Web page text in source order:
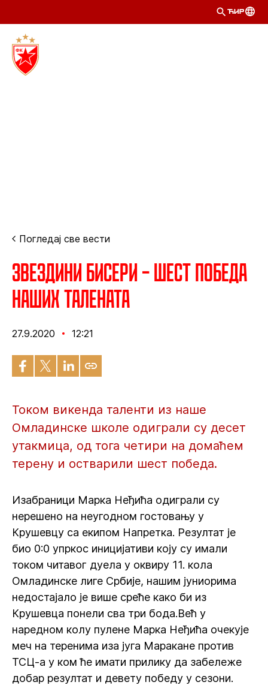
ЋИР
Погледај све вести
Звездини бисери – Шест победа
наших талената
27.9.2020 12:21
Током викенда таленти из наше
Омладинске школе одиграли су десет
утакмица, од тога четири на домаћем
терену и остварили шест победа.
Изабраници Марка Неђића одиграли су
нерешено на неугодном гостовању у
Крушевцу са екипом Напретка. Резултат је
био 0:0 упркос иницијативи коју су имали
током читавог дуела у оквиру 11. кола
Омладинске лиге Србије, нашим јуниорима
недостајало је више среће како би из
Крушевца понели сва три бода.Већ у
наредном колу пулене Марка Неђића очекује
меч на теренима иза југа Маракане против
ТСЦ-а у ком ће имати прилику да забележе
добар резултат и девету победу у сезони.